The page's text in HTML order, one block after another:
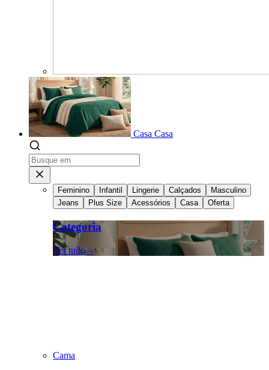
Casa Casa
Feminino Infantil Lingerie Calçados
Masculino
Jeans
Plus Size Acessórios Casa Oferta
Categoria
Ver tudo >
Cama